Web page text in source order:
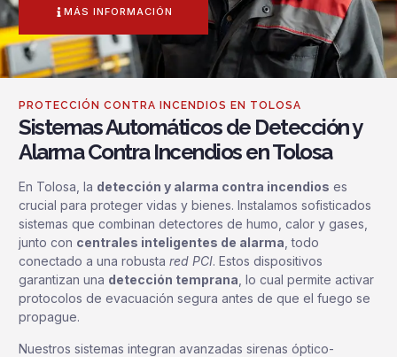
MÁS INFORMACIÓN
PROTECCIÓN CONTRA INCENDIOS EN TOLOSA
Sistemas Automáticos de Detección y
Alarma Contra Incendios en Tolosa
En Tolosa, la detección y alarma contra incendios es
crucial para proteger vidas y bienes. Instalamos sofisticados
sistemas que combinan detectores de humo, calor y gases,
junto con centrales inteligentes de alarma, todo
conectado a una robusta red PCI. Estos dispositivos
garantizan una detección temprana, lo cual permite activar
protocolos de evacuación segura antes de que el fuego se
propague.
Nuestros sistemas integran avanzadas sirenas óptico-